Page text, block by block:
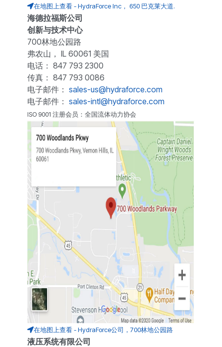
在地图上查看 - HydraForce Inc， 650 巴克莱大道.
海德拉福斯公司
创新与技术中心
700林地公园路
弗农山， IL 60061 美国
电话： 847 793 2300
传真： 847 793 0086
电子邮件： sales-us@hydraforce.com
电子邮件： sales-intl@hydraforce.com
ISO 9001 注册会员：全国流体动力协会
在地图上查看 - HydraForce公司，700林地公园路
液压系统有限公司